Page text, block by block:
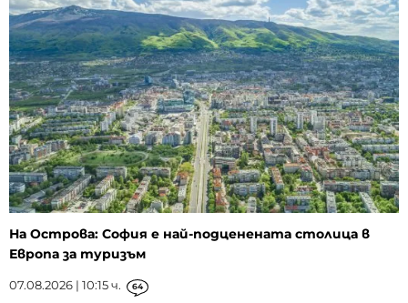
На Острова: София е най-подценената столица в
Европа за туризъм
07.08.2026 | 10:15 ч. 64